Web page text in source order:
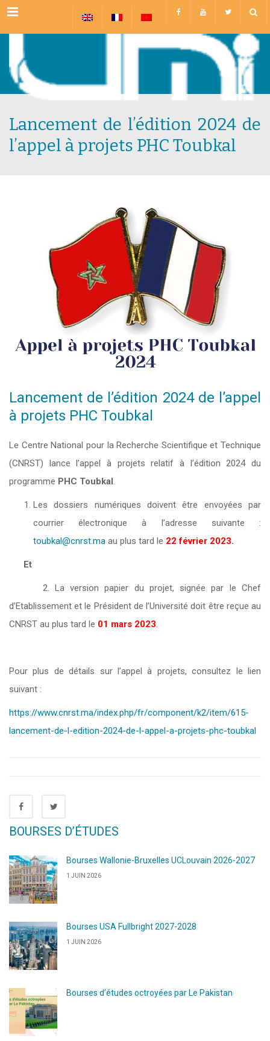
Menu
Lancement de l’édition 2024 de
l’appel à projets PHC Toubkal
Lancement de l’édition 2024 de l’appel
à projets PHC Toubkal
Le Centre National pour la Recherche Scientifique et Technique
(CNRST) lance l’appel à projets relatif à l’édition 2024 du
programme PHC Toubkal.
Les dossiers numériques doivent être envoyées par
courrier électronique à l’adresse suivante :
toubkal@cnrst.ma au plus tard le 22 février 2023.
Et
2. La version papier du projet, signée par le Chef
d’Etablissement et le Président de l’Université doit être reçue au
CNRST au plus tard le 01 mars 2023.
Pour plus de détails sur l’appel à projets, consultez le lien
suivant :
https://www.cnrst.ma/index.php/fr/component/k2/item/615-
lancement-de-l-edition-2024-de-l-appel-a-projets-phc-toubkal
BOURSES D’ÉTUDES
Bourses Wallonie-Bruxelles UCLouvain 2026-2027
1 JUIN 2026
Bourses USA Fullbright 2027-2028
1 JUIN 2026
Bourses d’études octroyées par Le Pakistan